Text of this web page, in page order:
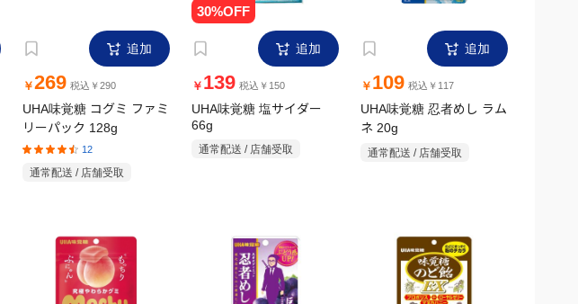
追加
￥269 税込￥290
UHA味覚糖 コグミ ファミ
リーパック 128g
12
通常配送 / 店舗受取
追加
￥ 139 税込￥150
UHA味覚糖 塩サイダー
66g
通常配送 / 店舗受取
追加
￥ 109 税込￥117
UHA味覚糖 忍者めし ラム
ネ 20g
通常配送 / 店舗受取